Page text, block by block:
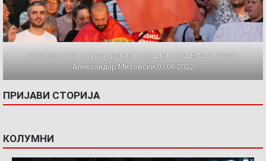
Протест против францускиот предлог пред Влада. Фото:
Александар Митовски,03.06.2022
ПРИЈАВИ СТОРИЈА
КОЛУМНИ